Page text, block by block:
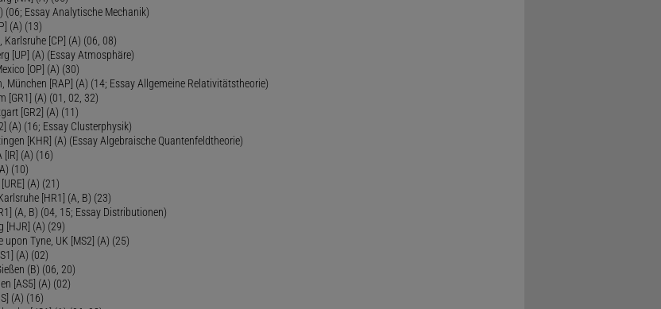
(06; Essay Analytische Mechanik)
(A) (13)
[CP] (A) (06, 08)
[UP] (A) (Essay Atmosphäre)
[OP] (A) (30)
München [RAP] (A) (14; Essay Allgemeine Relativitätstheorie)
[GR1] (A) (01, 02, 32)
[GR2] (A) (11)
(A) (16; Essay Clusterphysik)
[KHR] (A) (Essay Algebraische Quantenfeldtheorie)
[IR] (A) (16)
(10)
(A) (21)
[HR1] (A, B) (23)
(A, B) (04, 15; Essay Distributionen)
[HJR] (A) (29)
Tyne, UK [MS2] (A) (25)
(A) (02)
(B) (06, 20)
[AS5] (A) (02)
(A) (16)